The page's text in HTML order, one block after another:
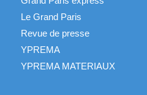
Le Grand Paris
Revue de presse
YPREMA
YPREMA MATERIAUX